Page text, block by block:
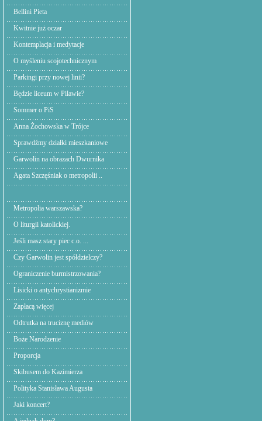
Bellini Pieta
Kwitnie już oczar
Kontemplacja i medytacje
O myśleniu scojotechnicznym
Parkingi przy nowej linii?
Będzie liceum w Pilawie?
Sommer o PiS
Anna Żochowska w Trójce
Sprawdźmy działki mieszkaniowe
Garwolin na obrazach Dwurnika
Agata Szczęśniak o metropolii ..
Metropolia warszawska?
O liturgii katolickiej.
Jeśli masz stary piec c.o. ...
Czy Garwolin jest spółdzielczy?
Ograniczenie burmistrzowania?
Lisicki o antychrystianizmie
Zapłacą więcej
Odtrutka na truciznę mediów
Boże Narodzenie
Proporcja
Skibusem do Kazimierza
Polityka Stanisława Augusta
Jaki koncert?